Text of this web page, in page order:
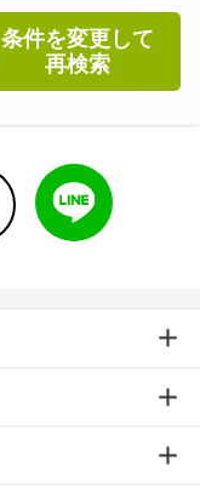
条件を変更して
再検索